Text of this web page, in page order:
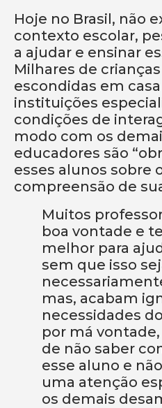
Hoje no Brasil, não
contexto escolar,
a ajudar e ensinar
Milhares de
escondidas em
instituições
condições de
modo com os
educadores são
esses alunos sobre
compreensão de
Muitos
boa vontade e
melhor para
sem que isso
mas, acabam
necessidades
por má
de não saber
esse aluno e
uma atenção
os demais